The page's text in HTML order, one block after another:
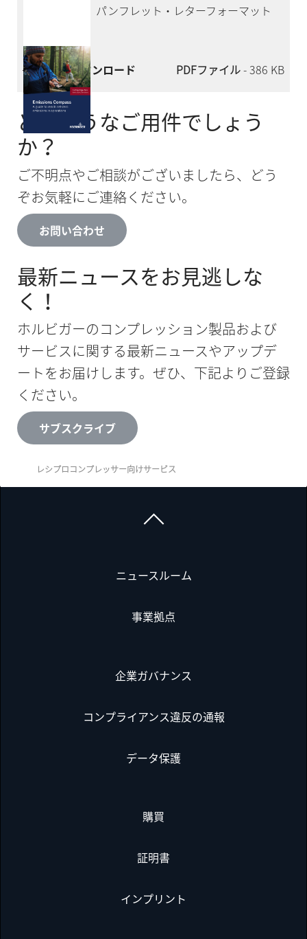
パンフレット・レターフォーマット
今すぐダウンロード PDFファイル- 386 KB
どのようなご用件でしょう
か？
ご不明点やご相談がございましたら、どう
ぞお気軽にご連絡ください。
お問い合わせ
最新ニュースをお見逃しな
く！
ホルビガーのコンプレッション製品および
サービスに関する最新ニュースやアップデ
ートをお届けします。ぜひ、下記よりご登録
ください。
サブスクライブ
レシプロコンプレッサー向けサービス
ニュースルーム
事業拠点
企業ガバナンス
コンプライアンス違反の通報
データ保護
購買
証明書
インプリント